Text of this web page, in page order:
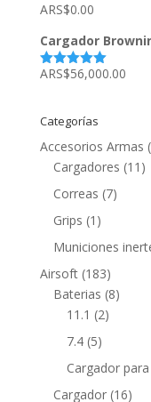
Valorado
5
ARS$0.00
Cargador
Valorado
ARS$56,000.00
Categorías
Accesorios Armas
Cargadores (11)
Correas (7)
Grips (1)
Municiones
Airsoft (183)
Baterias (8)
11.1 (2)
7.4 (5)
Cargador
Cargador (16)